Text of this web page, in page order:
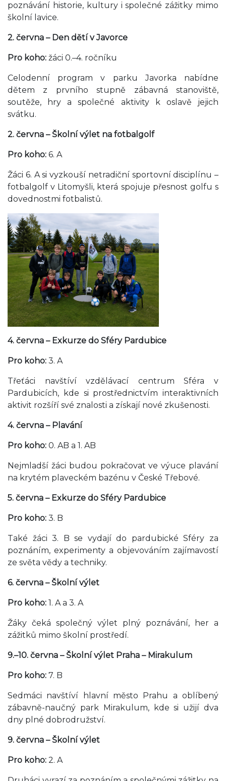
poznávání historie, kultury i společné zážitky mimo
školní lavice.
2. června – Den dětí v Javorce
Pro koho: žáci 0.–4. ročníku
Celodenní program v parku Javorka nabídne
dětem z prvního stupně zábavná stanoviště,
soutěže, hry a společné aktivity k oslavě jejich
svátku.
2. června – Školní výlet na fotbalgolf
Pro koho: 6. A
Žáci 6. A si vyzkouší netradiční sportovní disciplínu –
fotbalgolf v Litomyšli, která spojuje přesnost golfu s
dovednostmi fotbalistů.
4. června – Exkurze do Sféry Pardubice
Pro koho: 3. A
Třeťáci navštíví vzdělávací centrum Sféra v
Pardubicích, kde si prostřednictvím interaktivních
aktivit rozšíří své znalosti a získají nové zkušenosti.
4. června – Plavání
Pro koho: 0. AB a 1. AB
Nejmladší žáci budou pokračovat ve výuce plavání
na krytém plaveckém bazénu v České Třebové.
5. června – Exkurze do Sféry Pardubice
Pro koho: 3. B
Také žáci 3. B se vydají do pardubické Sféry za
poznáním, experimenty a objevováním zajímavostí
ze světa vědy a techniky.
6. června – Školní výlet
Pro koho: 1. A a 3. A
Žáky čeká společný výlet plný poznávání, her a
zážitků mimo školní prostředí.
9.–10. června – Školní výlet Praha – Mirakulum
Pro koho: 7. B
Sedmáci navštíví hlavní město Prahu a oblíbený
zábavně-naučný park Mirakulum, kde si užijí dva
dny plné dobrodružství.
9. června – Školní výlet
Pro koho: 2. A